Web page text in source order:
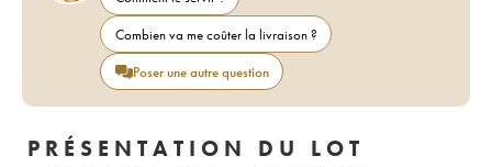
Combien va me coûter la livraison ?
Poser une autre question
PRÉSENTATION DU LOT